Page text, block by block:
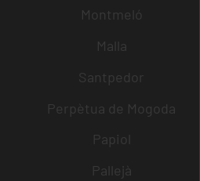
Montmeló
Malla
Santpedor
Perpètua de Mogoda
Papiol
Pallejà